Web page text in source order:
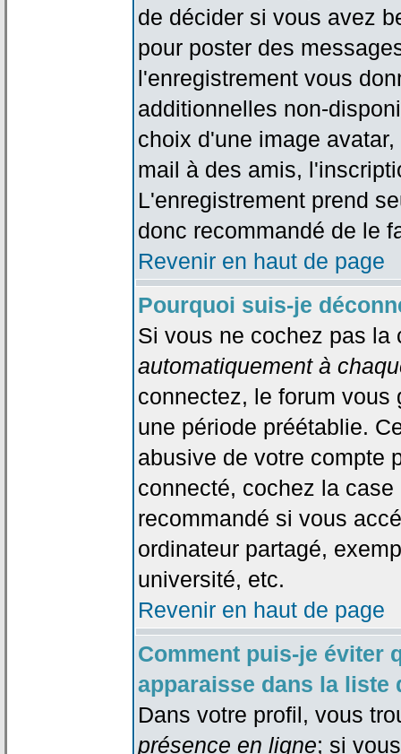
de décider si vous avez
pour poster des
l'enregistrement vous
additionnelles non-
choix d'une image
mail à des amis,
L'enregistrement prend
donc recommandé de le
Revenir en haut de page
Pourquoi suis-je
Si vous ne cochez pas
automatiquement à
connectez, le forum vous
une période préétablie.
abusive de votre compte
connecté, cochez la
recommandé si vous
ordinateur partagé,
université, etc.
Revenir en haut de page
Comment puis-je éviter
apparaisse dans la liste
Dans votre profil, vous
présence en ligne; si